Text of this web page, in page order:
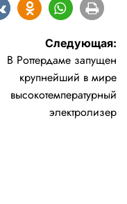
Следующая:
В Роттердаме запущен
крупнейший в мире
высокотемпературный
электролизер